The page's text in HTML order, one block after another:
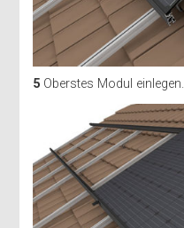
5 Oberstes Modul einlegen.